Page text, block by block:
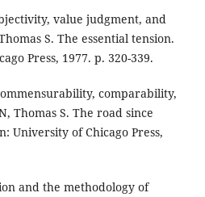
value judgment, and
S. The essential tension.
Press, 1977. p. 320-339.
comparability,
Thomas S. The road since
University of Chicago Press,
and the methodology of